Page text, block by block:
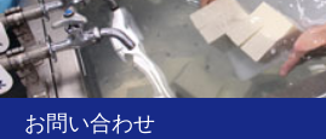
お問い合わせ